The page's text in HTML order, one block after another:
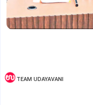
TEAM UDAYAVANI